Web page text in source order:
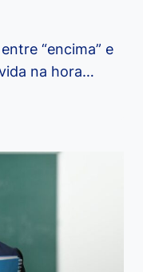
“encima” e
na hora…